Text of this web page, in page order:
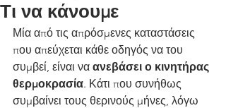
Τι να κάνουμε
Μία από τις απρόσμενες καταστάσεις
που απεύχεται κάθε οδηγός να του
συμβεί, είναι να ανεβάσει ο κινητήρας
θερμοκρασία. Κάτι που συνήθως
συμβαίνει τους θερινούς μήνες, λόγω